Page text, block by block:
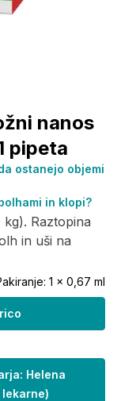
nanos
pipeta
Raztopina
in uši na
1 x 0,67 ml
ostanejo objemi
in klopi?
Helena
lekarne)